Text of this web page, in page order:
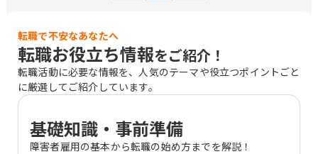
転職で不安なあなたへ
転職お役立ち情報をご紹介！
転職活動に必要な情報を、人気のテーマや役立つポイントごと
に厳選してご紹介しています。
基礎知識・事前準備
障害者雇用の基本から転職の始め方までを解説！